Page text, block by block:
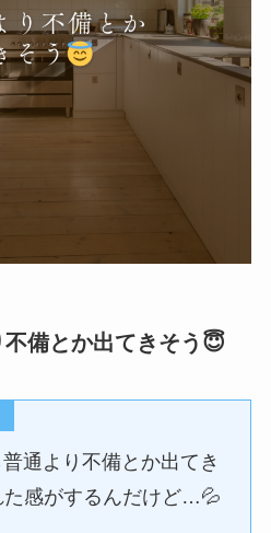
備とか出てきそう😇
通より不備とか出てき
た感がするんだけど…💦